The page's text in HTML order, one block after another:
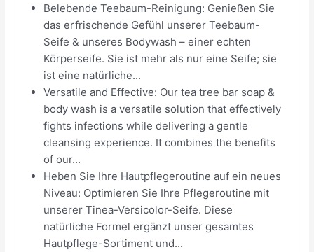
Belebende Teebaum-Reinigung: Genießen Sie
das erfrischende Gefühl unserer Teebaum-
Seife & unseres Bodywash – einer echten
Körperseife. Sie ist mehr als nur eine Seife; sie
ist eine natürliche...
Versatile and Effective: Our tea tree bar soap &
body wash is a versatile solution that effectively
fights infections while delivering a gentle
cleansing experience. It combines the benefits
of our...
Heben Sie Ihre Hautpflegeroutine auf ein neues
Niveau: Optimieren Sie Ihre Pflegeroutine mit
unserer Tinea-Versicolor-Seife. Diese
natürliche Formel ergänzt unser gesamtes
Hautpflege-Sortiment und...